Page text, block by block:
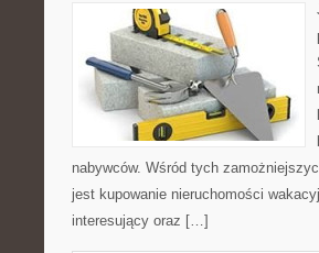
nabywców. Wśród tych
jest kupowanie nieruchomości
interesujący oraz […]